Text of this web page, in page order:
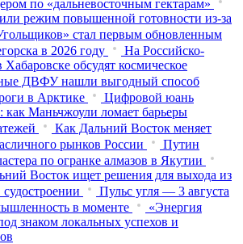
по «дальневосточным гектарам»
режим повышенной готовности из‑за
стал первым обновленным
в 2026 году
На Российско-
обсудят космическое
ДВФУ нашли выгодный способ
в Арктике
Цифровой юань
как Маньчжоули ломает барьеры
Как Дальний Восток меняет
рынков России
Путин
по огранке алмазов в Якутии
Восток ищет решения для выхода из
судостроении
Пульс угля — 3 августа
в моменте
«Энергия
знаком локальных успехов и